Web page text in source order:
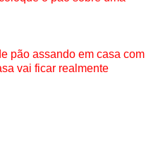
pão assando em casa com
vai ficar realmente